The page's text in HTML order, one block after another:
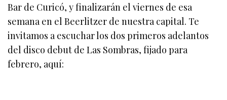
Bar de Curicó, y finalizarán el viernes de esa
semana en el Beerlitzer de nuestra capital. Te
invitamos a escuchar los dos primeros adelantos
del disco debut de Las Sombras, fijado para
febrero, aquí: